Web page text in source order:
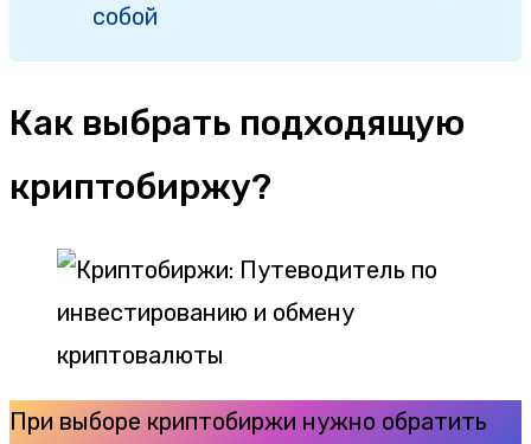
собой
Как выбрать подходящую
криптобиржу?
При выборе криптобиржи нужно обратить